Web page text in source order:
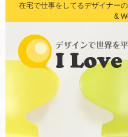
在宅で仕事をしてるデザイナー
&